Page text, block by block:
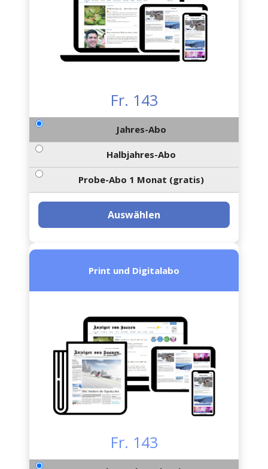
Fr. 143
Jahres-Abo
Halbjahres-Abo
Probe-Abo 1 Monat (gratis)
Auswählen
Print und Digitalabo
Fr. 143